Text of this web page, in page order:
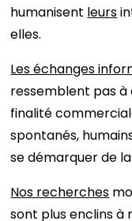
humanisent leurs
elles.
Les échanges
ressemblent pas à
finalité
spontanés,
se démarquer de
Nos recherches
sont plus enclins